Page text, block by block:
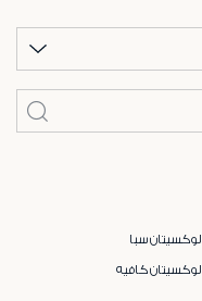
لوكسيتان سبا
لوكسيتان كافيه